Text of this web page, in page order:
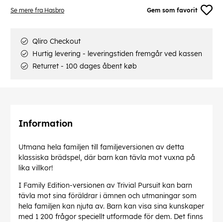
Se mere fra Hasbro Gem som favorit
Qliro Checkout
Hurtig levering - leveringstiden fremgår ved kassen
Returret - 100 dages åbent køb
Information
Utmana hela familjen till familjeversionen av detta
klassiska brädspel, där barn kan tävla mot vuxna på
lika villkor!
I Family Edition-versionen av Trivial Pursuit kan barn
tävla mot sina föräldrar i ämnen och utmaningar som
hela familjen kan njuta av. Barn kan visa sina kunskaper
med 1 200 frågor speciellt utformade för dem. Det finns